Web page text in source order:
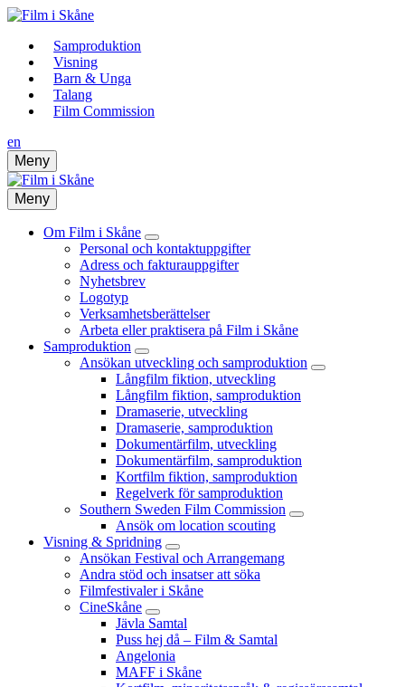
Samproduktion
Visning
Barn & Unga
Talang
Film Commission
en
Meny
Meny
Om Film i Skåne
Personal och kontaktuppgifter
Adress och fakturauppgifter
Nyhetsbrev
Logotyp
Verksamhetsberättelser
Arbeta eller praktisera på Film i Skåne
Samproduktion
Ansökan utveckling och samproduktion
Långfilm fiktion, utveckling
Långfilm fiktion, samproduktion
Dramaserie, utveckling
Dramaserie, samproduktion
Dokumentärfilm, utveckling
Dokumentärfilm, samproduktion
Kortfilm fiktion, samproduktion
Regelverk för samproduktion
Southern Sweden Film Commission
Ansök om location scouting
Visning & Spridning
Ansökan Festival och Arrangemang
Andra stöd och insatser att söka
Filmfestivaler i Skåne
CineSkåne
Jävla Samtal
Puss hej då – Film & Samtal
Angelonia
MAFF i Skåne